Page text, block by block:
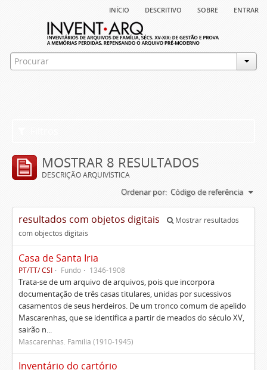
início descritivo sobre entrar
MOSTRAR 8 RESULTADOS
DESCRIÇÃO ARQUIVÍSTICA
Ordenar por: Código de referência
resultados com objetos digitais
Mostrar resultados
com objectos digitais
Casa de Santa Iria
PT/TT/ CSI Fundo 1346-1908
Trata-se de um arquivo de arquivos, pois que incorpora
documentação de três casas titulares, unidas por sucessivos
casamentos de seus herdeiros. De um tronco comum de apelido
Mascarenhas, que se identifica a partir de meados do século XV,
sairão n...
Mascarenhas. Família (1910-1945)
Inventário do cartório